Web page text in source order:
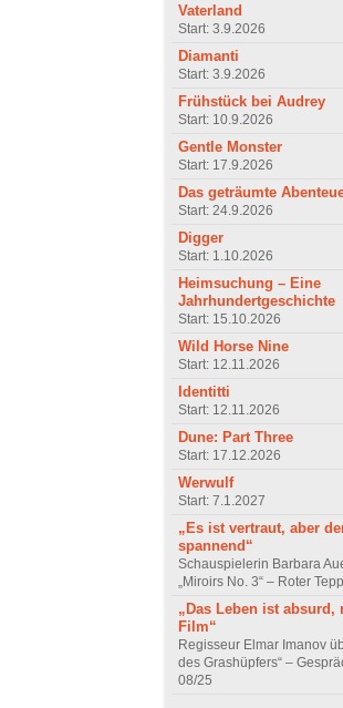
Vaterland
Start: 3.9.2026
Diamanti
Start: 3.9.2026
Frühstück bei Audrey
Start: 10.9.2026
Gentle Monster
Start: 17.9.2026
Das geträumte
Start: 24.9.2026
Digger
Start: 1.10.2026
Heimsuchung – Eine
Jahrhundertgeschichte
Start: 15.10.2026
Wild Horse Nine
Start: 12.11.2026
Identitti
Start: 12.11.2026
Dune: Part Three
Start: 17.12.2026
Werwulf
Start: 7.1.2027
„Es ist vertraut, aber
spannend“
Schauspielerin Barbara
„Miroirs No. 3“ – Roter
„Das Leben ist absurd,
Film“
Regisseur Elmar Imanov
des Grashüpfers“ –
08/25